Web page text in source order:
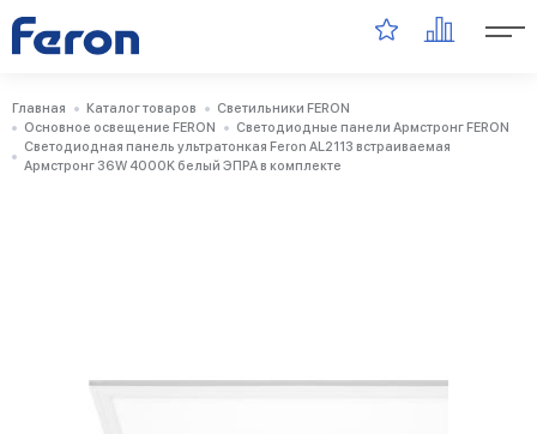
Главная Каталог товаров
Светильники FERON
Основное освещение FERON
Светодиодные панели Армстронг FERON
Светодиодная панель ультратонкая Feron AL2113 встраиваемая
Армстронг 36W 4000K белый ЭПРА в комплекте